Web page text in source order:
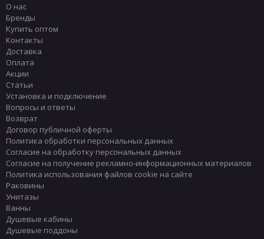
О нас
Бренды
Купить оптом
Контакты
Доставка
Оплата
Акции
Статьи
Установка и подключение
Вопросы и ответы
Возврат
Договор публичной оферты
Политика обработки персональных данных
Согласие на обработку персональных данных
Согласие на получение рекламно-информационных материалов
Политика использования файлов cookie на сайте
Раковины
Унитазы
Ванны
Душевые кабины
Душевые поддоны